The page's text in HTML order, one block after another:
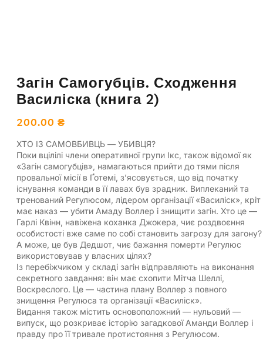
Загін Самогубців. Сходження
Василіска (книга 2)
200.00 ₴
ХТО ІЗ САМОВБИВЦЬ — УБИВЦЯ?
Поки вцілілі члени оперативної групи Ікс, також відомої як
«Загін самогубців», намагаються прийти до тями після
провальної місії в Ґотемі, з’ясовується, що від початку
існування команди в її лавах був зрадник. Виплеканий та
тренований Регулюсом, лідером організації «Василіск», кріт
має наказ — убити Амаду Воллер і знищити загін. Хто це —
Гарлі Квінн, навіжена коханка Джокера, чиє роздвоєння
особистості вже саме по собі становить загрозу для загону?
А може, це був Дедшот, чиє бажання померти Регулюс
використовував у власних цілях?
Із перебіжчиком у складі загін відправляють на виконання
секретного завдання: він має схопити Мітча Шеллі,
Воскреслого. Це — частина плану Воллер з повного
знищення Регулюса та організації «Василіск».
Видання також містить основоположний — нульовий —
випуск, що розкриває історію загадкової Аманди Воллер і
правду про її тривале протистояння з Регулюсом.